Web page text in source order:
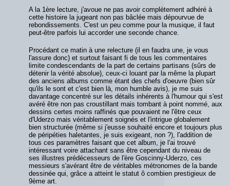
A la 1ère lecture, j'avoue ne pas avoir complètement adhéré à
cette histoire la jugeant non pas bâclée mais dépourvue de
rebondissements. C'est un peu comme pour la musique, il faut
peut-être parfois lui accorder une seconde chance.
Procédant ce matin à une relecture (il en faudra une, je vous
l'assure donc) et surtout faisant fi de tous les commentaires
limite condescendants de la part de certains partisans (sûrs de
détenir la vérité absolue), ceux-ci louant par la même la plupart
des anciens albums comme étant des chefs d'oeuvre (bien sûr
qu'ils le sont et c'est bien là, mon humble avis), je me suis
davantage concentré sur les détails inhérents à l'humour qui s'est
avéré être non pas croustillant mais tombant à point nommé, aux
dessins certes moins raffinés que pouvaient ne l'être ceux
d'Uderzo mais véritablement soignés et l'intrigue globalement
bien structurée (même si j'eusse souhaité encore et toujours plus
de péripéties haletantes, je suis exigeant, non ?), l'addition de
tous ces paramètres faisant que cet album, je l'ai trouvé
intéressant voire attachant sans être cependant du niveau de
ses illustres prédécesseurs de l'ère Goscinny-Uderzo, ces
messieurs s'avérant être de véritables métronomes de la bande
dessinée qui, grâce a atteint le statut ô combien prestigieux de
9ème art.